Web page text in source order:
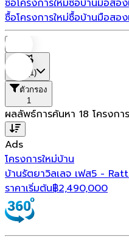
ซื้อโครงการใหม่ซื้อบ้านมือสอง
(1)
ตัวกรอง
1
ผลลัพธ์การค้นหา 18 โครงการ
Ads
โครงการใหม่บ้าน
บ้านรัตยาวิลเลจ เฟส5 -
ราคาเริ่มต้น฿2,490,000